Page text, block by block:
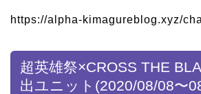
https://alpha-kimagureblog.xyz/
超英雄祭×CROSS THE
出ユニット(2020/08/08〜